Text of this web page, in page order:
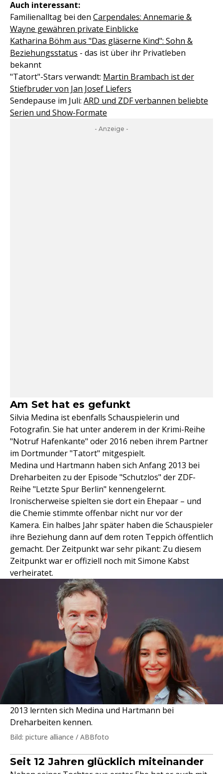
Auch interessant:
Familienalltag bei den Carpendales: Annemarie &
Wayne gewähren private Einblicke
Katharina Böhm aus "Das gläserne Kind": Sohn &
Beziehungsstatus - das ist über ihr Privatleben
bekannt
"Tatort"-Stars verwandt: Martin Brambach ist der
Stiefbruder von Jan Josef Liefers
Sendepause im Juli: ARD und ZDF verbannen beliebte
Serien und Show-Formate
- Anzeige -
Am Set hat es gefunkt
Silvia Medina ist ebenfalls Schauspielerin und
Fotografin. Sie hat unter anderem in der Krimi-Reihe
"Notruf Hafenkante" oder 2016 neben ihrem Partner
im Dortmunder "Tatort" mitgespielt.
Medina und Hartmann haben sich Anfang 2013 bei
Dreharbeiten zu der Episode "Schutzlos" der ZDF-
Reihe "Letzte Spur Berlin" kennengelernt.
Ironischerweise spielten sie dort ein Ehepaar – und
die Chemie stimmte offenbar nicht nur vor der
Kamera. Ein halbes Jahr später haben die Schauspieler
ihre Beziehung dann auf dem roten Teppich öffentlich
gemacht. Der Zeitpunkt war sehr pikant: Zu diesem
Zeitpunkt war er offiziell noch mit Simone Kabst
verheiratet.
2013 lernten sich Medina und Hartmann bei
Dreharbeiten kennen.
Bild: picture alliance / ABBfoto
Seit 12 Jahren glücklich miteinander